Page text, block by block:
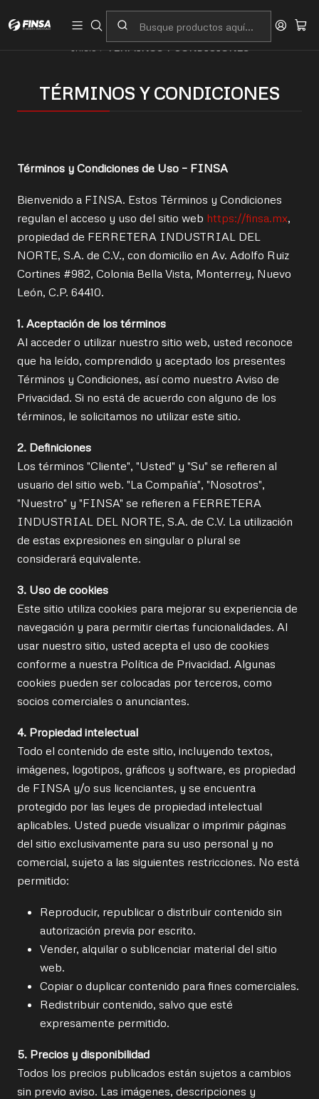
TÉRMINOS Y CONDICIONES
Términos y Condiciones de Uso – FINSA
Bienvenido a FINSA. Estos Términos y Condiciones
regulan el acceso y uso del sitio web https://finsa.mx,
propiedad de FERRETERA INDUSTRIAL DEL
NORTE, S.A. de C.V., con domicilio en Av. Adolfo Ruiz
Cortines #982, Colonia Bella Vista, Monterrey, Nuevo
León, C.P. 64410.
1. Aceptación de los términos
Al acceder o utilizar nuestro sitio web, usted reconoce
que ha leído, comprendido y aceptado los presentes
Términos y Condiciones, así como nuestro Aviso de
Privacidad. Si no está de acuerdo con alguno de los
términos, le solicitamos no utilizar este sitio.
2. Definiciones
Los términos "Cliente", "Usted" y "Su" se refieren al
usuario del sitio web. "La Compañía", "Nosotros",
"Nuestro" y "FINSA" se refieren a FERRETERA
INDUSTRIAL DEL NORTE, S.A. de C.V. La utilización
de estas expresiones en singular o plural se
considerará equivalente.
3. Uso de cookies
Este sitio utiliza cookies para mejorar su experiencia de
navegación y para permitir ciertas funcionalidades. Al
usar nuestro sitio, usted acepta el uso de cookies
conforme a nuestra Política de Privacidad. Algunas
cookies pueden ser colocadas por terceros, como
socios comerciales o anunciantes.
4. Propiedad intelectual
Todo el contenido de este sitio, incluyendo textos,
imágenes, logotipos, gráficos y software, es propiedad
de FINSA y/o sus licenciantes, y se encuentra
protegido por las leyes de propiedad intelectual
aplicables. Usted puede visualizar o imprimir páginas
del sitio exclusivamente para su uso personal y no
comercial, sujeto a las siguientes restricciones. No está
permitido:
Reproducir, republicar o distribuir contenido sin
autorización previa por escrito.
Vender, alquilar o sublicenciar material del sitio
web.
Copiar o duplicar contenido para fines comerciales.
Redistribuir contenido, salvo que esté
expresamente permitido.
5. Precios y disponibilidad
Todos los precios publicados están sujetos a cambios
sin previo aviso. Las imágenes, descripciones y